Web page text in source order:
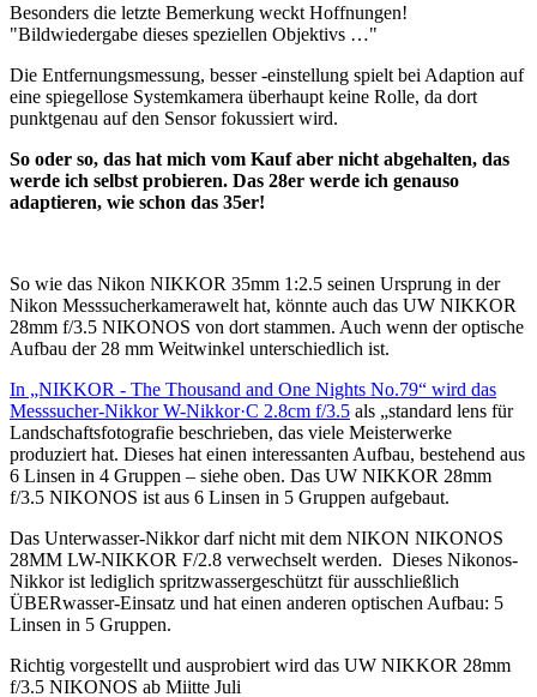
Besonders die letzte Bemerkung weckt Hoffnungen!
"Bildwiedergabe dieses speziellen Objektivs …"
Die Entfernungsmessung, besser -einstellung spielt bei Adaption auf
eine spiegellose Systemkamera überhaupt keine Rolle, da dort
punktgenau auf den Sensor fokussiert wird.
So oder so, das hat mich vom Kauf aber nicht abgehalten, das
werde ich selbst probieren. Das 28er werde ich genauso
adaptieren, wie schon das 35er!
So wie das Nikon NIKKOR 35mm 1:2.5 seinen Ursprung in der
Nikon Messsucherkamerawelt hat, könnte auch das UW NIKKOR
28mm f/3.5 NIKONOS von dort stammen. Auch wenn der optische
Aufbau der 28 mm Weitwinkel unterschiedlich ist.
In „NIKKOR - The Thousand and One Nights No.79“ wird das
Messsucher-Nikkor W-Nikkor·C 2.8cm f/3.5 als „standard lens für
Landschaftsfotografie beschrieben, das viele Meisterwerke
produziert hat. Dieses hat einen interessanten Aufbau, bestehend aus
6 Linsen in 4 Gruppen – siehe oben. Das UW NIKKOR 28mm
f/3.5 NIKONOS ist aus 6 Linsen in 5 Gruppen aufgebaut.
Das Unterwasser-Nikkor darf nicht mit dem NIKON NIKONOS
28MM LW-NIKKOR F/2.8 verwechselt werden. Dieses Nikonos-
Nikkor ist lediglich spritzwassergeschützt für ausschließlich
ÜBERwasser-Einsatz und hat einen anderen optischen Aufbau: 5
Linsen in 5 Gruppen.
Richtig vorgestellt und ausprobiert wird das UW NIKKOR 28mm
f/3.5 NIKONOS ab Miitte Juli